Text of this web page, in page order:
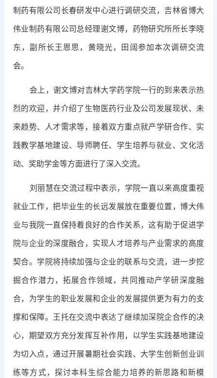
制药有限公司长春研发中心进行调研交流，吉林省博大
伟业制药有限公司总经理谢文博，药物研究所所长李晓
东，副所长王恩思，黄晓光，田阔参加本次调研交流
会。
会上，谢文博对吉林大学药学院一行的到来表示热
烈的欢迎，并介绍了生物医药行业及公司发展现状、未
来趋势、人才需求等，接着双方重点就产学研合作、实
践教学基地建设、导师聘任、学生培养与就业、文化活
动、奖助学金等方面进行了深入交流。
刘丽慧在交流过程中表示，学院一直以来高度重视
就业工作，把毕业生的长远发展放在重要位置，博大伟
业与我院一直保持着良好的合作关系，这有助于促进学
院与企业的深度融合，实现人才培养与产业需求的高度
契合。学院将持续加强与企业的联系与交流，进一步挖
掘合作潜力，拓展合作领域，共同推动产学研深度融
合，为学生的职业发展和企业的发展提供更为有力的支
撑和保障。王托在交流中表达了继续加深院企合作的决
心，期望双方充分发挥互补作用，以学生实践基地建设
为切入点，通过开展暑期社会实践、大学生创新创业训
练等方式，探讨本科生综合能力培养的新思路和新模